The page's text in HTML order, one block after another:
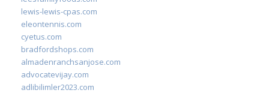
lewis-lewis-cpas.com
eleontennis.com
cyetus.com
bradfordshops.com
almadenranchsanjose.com
advocatevijay.com
adlibilimler2023.com